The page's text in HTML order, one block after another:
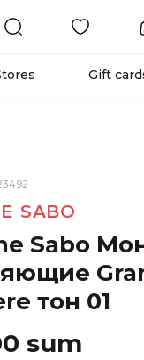
Gift
SABO
Sabo
тон 01
sum